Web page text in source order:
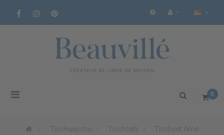
Toggle
0
Tischwäsche Tischsets Tischset Arné